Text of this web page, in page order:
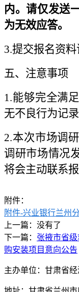
内。请仅发送
为无效应答。
3.提交报名资料
五、注意事项
1.能够完全满
无不良行为记
2.本次市场调
调研市场情况
将会主动联系报
附件：
附件-兴业银行兰州
上一篇：没有了
下一篇： 张掖市省
购安装项目意向公告
主办单位：甘肃省